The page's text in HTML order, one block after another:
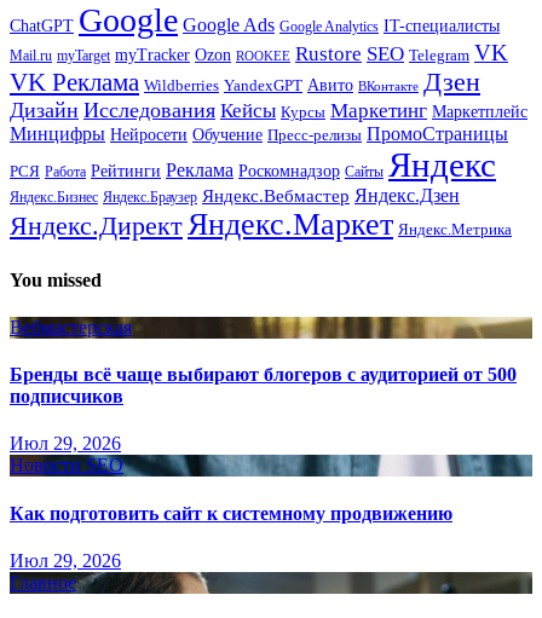
ChatGPT Google Google Ads Google Analytics IT-специалисты
Mail.ru myTarget myTracker Ozon ROOKEE Rustore SEO Telegram VK
VK Реклама Wildberries YandexGPT Авито ВКонтакте Дзен
Дизайн Исследования Кейсы Курсы Маркетинг Маркетплейс
Минцифры Нейросети Обучение Пресс-релизы ПромоСтраницы
РСЯ Работа Рейтинги Реклама Роскомнадзор Сайты Яндекс
Яндекс.Бизнес Яндекс.Браузер Яндекс.Вебмастер Яндекс.Дзен
Яндекс.ДиректЯндекс.Маркет Яндекс.Метрика
You missed
Вебмастерская
Бренды всё чаще выбирают блогеров с аудиторией от 500
подписчиков
Июл 29, 2026
Новости SEO
Как подготовить сайт к системному продвижению
Июл 29, 2026
Главное